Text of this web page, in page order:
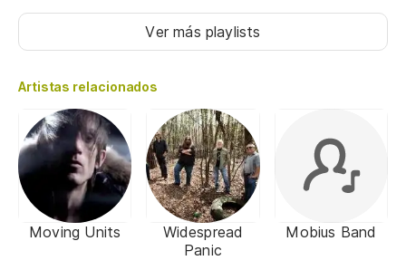
Ver más playlists
Artistas relacionados
Moving Units
Widespread
Panic
Mobius Band